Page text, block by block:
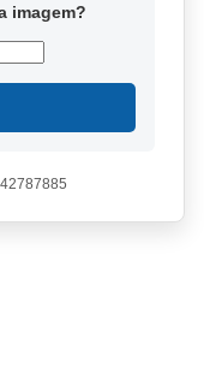
imagem?